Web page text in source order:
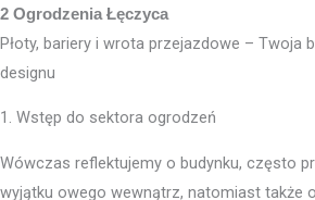
2 Ogrodzenia Łęczyca
Płoty, bariery i wrota przejazdowe – Twoja
designu
1. Wstęp do sektora ogrodzeń
Wówczas reflektujemy o budynku, często
wyjątku owego wewnątrz, natomiast także